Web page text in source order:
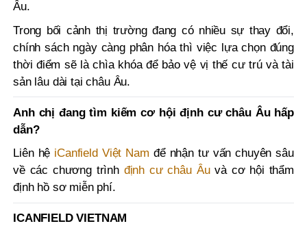
Âu.
Trong bối cảnh thị trường đang có nhiều sự thay đổi,
chính sách ngày càng phân hóa thì việc lựa chọn đúng
thời điểm sẽ là chìa khóa để bảo vệ vị thế cư trú và tài
sản lâu dài tại châu Âu.
Anh chị đang tìm kiếm cơ hội định cư châu Âu hấp
dẫn?
Liên hệ iCanfield Việt Nam để nhận tư vấn chuyên sâu
về các chương trình định cư châu Âuvà cơ hội thẩm
định hồ sơ miễn phí.
ICANFIELD VIETNAM